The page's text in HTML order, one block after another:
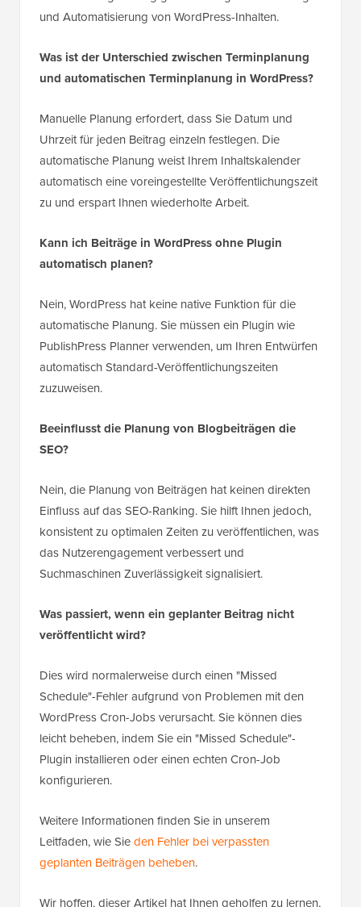
und Automatisierung von WordPress-Inhalten.
Was ist der Unterschied zwischen Terminplanung
und automatischen Terminplanung in WordPress?
Manuelle Planung erfordert, dass Sie Datum und
Uhrzeit für jeden Beitrag einzeln festlegen. Die
automatische Planung weist Ihrem Inhaltskalender
automatisch eine voreingestellte Veröffentlichungszeit
zu und erspart Ihnen wiederholte Arbeit.
Kann ich Beiträge in WordPress ohne Plugin
automatisch planen?
Nein, WordPress hat keine native Funktion für die
automatische Planung. Sie müssen ein Plugin wie
PublishPress Planner verwenden, um Ihren Entwürfen
automatisch Standard-Veröffentlichungszeiten
zuzuweisen.
Beeinflusst die Planung von Blogbeiträgen die
SEO?
Nein, die Planung von Beiträgen hat keinen direkten
Einfluss auf das SEO-Ranking. Sie hilft Ihnen jedoch,
konsistent zu optimalen Zeiten zu veröffentlichen, was
das Nutzerengagement verbessert und
Suchmaschinen Zuverlässigkeit signalisiert.
Was passiert, wenn ein geplanter Beitrag nicht
veröffentlicht wird?
Dies wird normalerweise durch einen "Missed
Schedule"-Fehler aufgrund von Problemen mit den
WordPress Cron-Jobs verursacht. Sie können dies
leicht beheben, indem Sie ein "Missed Schedule"-
Plugin installieren oder einen echten Cron-Job
konfigurieren.
Weitere Informationen finden Sie in unserem
Leitfaden, wie Sieden Fehler bei verpassten
geplanten Beiträgen beheben.
Wir hoffen, dieser Artikel hat Ihnen geholfen zu lernen,